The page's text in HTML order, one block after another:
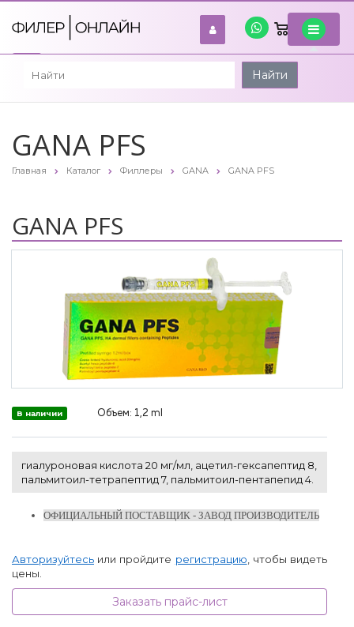
войти
Найти
GANA PFS
Главная Каталог Филлеры GANA GANA PFS
GANA PFS
В наличии Объем: 1,2 ml
гиалуроновая кислота 20 мг/мл, ацетил-гексапептид 8,
пальмитоил-тетрапептид 7, пальмитоил-пентапепид 4.
ОФИЦИАЛЬНЫЙ ПОСТАВЩИК - ЗАВОД ПРОИЗВОДИТЕЛЬ
Авторизуйтесь или пройдите регистрацию , чтобы видеть
цены.
Заказать прайс-лист